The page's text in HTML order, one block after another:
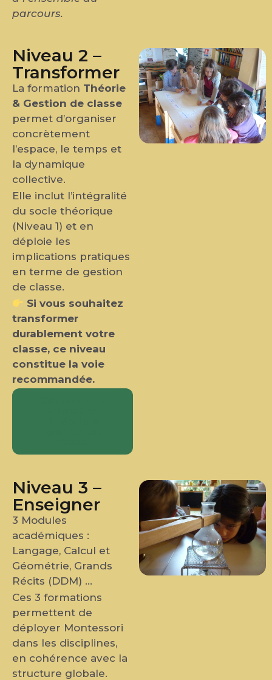
parcours.
Niveau 2 –
Transformer
La formation Théorie
& Gestion de classe
permet d’organiser
concrètement
l’espace, le temps et
la dynamique
collective.
Elle inclut l’intégralité
du socle théorique
(Niveau 1) et en
déploie les
implications pratiques
en terme de gestion
de classe.
Si vous souhaitez
transformer
durablement votre
classe, ce niveau
constitue la voie
recommandée.
Niveau 3 –
Enseigner
3 Modules
académiques :
Langage, Calcul et
Géométrie, Grands
Récits (DDM) …
Ces 3 formations
permettent de
déployer Montessori
dans les disciplines,
en cohérence avec la
structure globale.